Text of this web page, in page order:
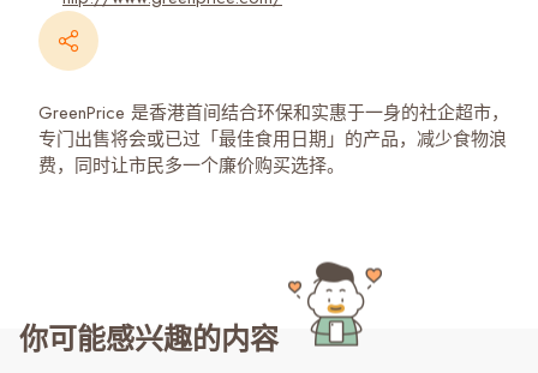
GreenPrice 是香港首间结合环保和实惠于一身的社企超市，
专门出售将会或已过「最佳食用日期」的产品，减少食物浪
费，同时让市民多一个廉价购买选择。
你可能感兴趣的内容